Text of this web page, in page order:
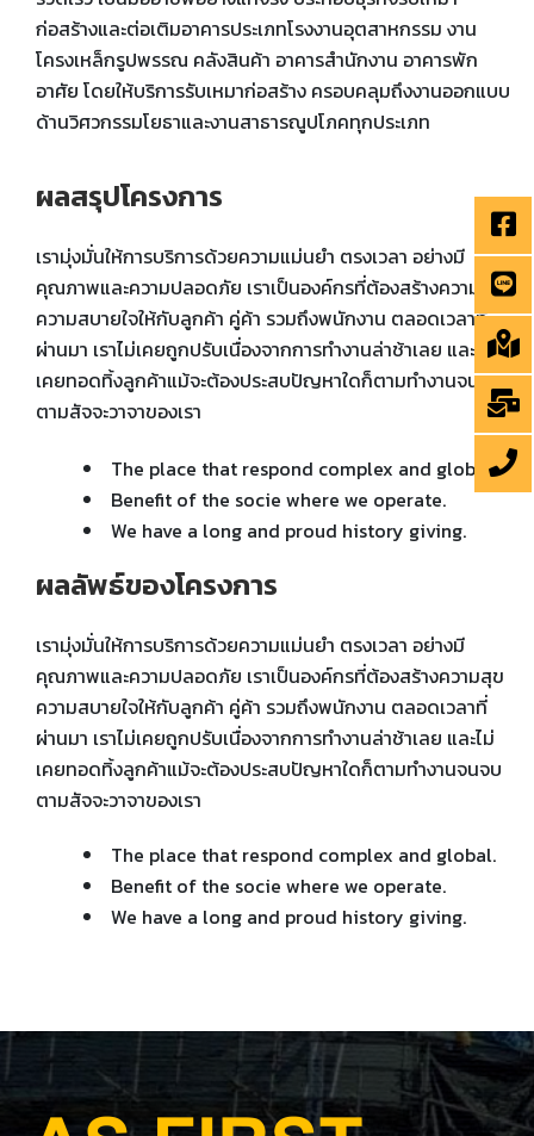
ก่อสร้างและต่อเติมอาคารประเภทโรงงานอุตสาหกรรม งาน
โครงเหล็กรูปพรรณ คลังสินค้า อาคารสำนักงาน อาคารพัก
อาศัย โดยให้บริการรับเหมาก่อสร้าง ครอบคลุมถึงงานออกแบบ
ด้านวิศวกรรมโยธาและงานสาธารณูปโภคทุกประเภท
ผลสรุปโครงการ
เรามุ่งมั่นให้การบริการด้วยความแม่นยำ ตรงเวลา อย่างมี
คุณภาพและความปลอดภัย เราเป็นองค์กรที่ต้องสร้างความสุข
ความสบายใจให้กับลูกค้า คู่ค้า รวมถึงพนักงาน ตลอดเวลาที่
ผ่านมา เราไม่เคยถูกปรับเนื่องจากการทำงานล่าช้าเลย และไม่
เคยทอดทิ้งลูกค้าแม้จะต้องประสบปัญหาใดก็ตามทำงานจนจบ
ตามสัจจะวาจาของเรา
The place that respond complex and global.
Benefit of the socie where we operate.
We have a long and proud history giving.
ผลลัพธ์ของโครงการ
เรามุ่งมั่นให้การบริการด้วยความแม่นยำ ตรงเวลา อย่างมี
คุณภาพและความปลอดภัย เราเป็นองค์กรที่ต้องสร้างความสุข
ความสบายใจให้กับลูกค้า คู่ค้า รวมถึงพนักงาน ตลอดเวลาที่
ผ่านมา เราไม่เคยถูกปรับเนื่องจากการทำงานล่าช้าเลย และไม่
เคยทอดทิ้งลูกค้าแม้จะต้องประสบปัญหาใดก็ตามทำงานจนจบ
ตามสัจจะวาจาของเรา
The place that respond complex and global.
Benefit of the socie where we operate.
We have a long and proud history giving.